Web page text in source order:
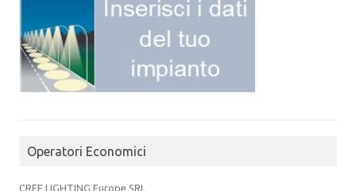
Operatori Economici
CREE LIGHTING Europe SRL